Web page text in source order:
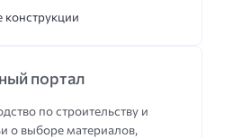
портал
по строительству и
о выборе материалов,